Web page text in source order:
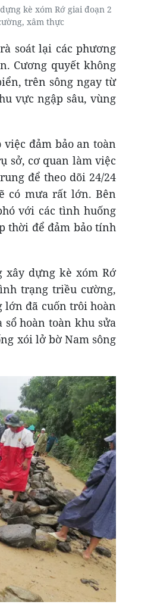
kè xóm Rớ giai đoạn 2
xâm thực
soát lại các phương
Cương quyết không
trên sông ngay từ
vực ngập sâu, vùng
đảm bảo an toàn
sở, cơ quan làm việc
để theo dõi 24/24
có mưa rất lớn. Bên
với các tình huống
thời để đảm bảo tính
dựng kè xóm Rớ
trạng triều cường,
lớn đã cuốn trôi hoàn
hoàn toàn khu sửa
xói lở bờ Nam sông